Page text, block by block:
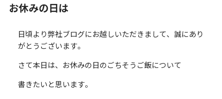
お休みの日は
日頃より弊社ブログにお越しいただきまして、誠にあり
がとうございます。
さて本日は、お休みの日のごちそうご飯について
書きたいと思います。